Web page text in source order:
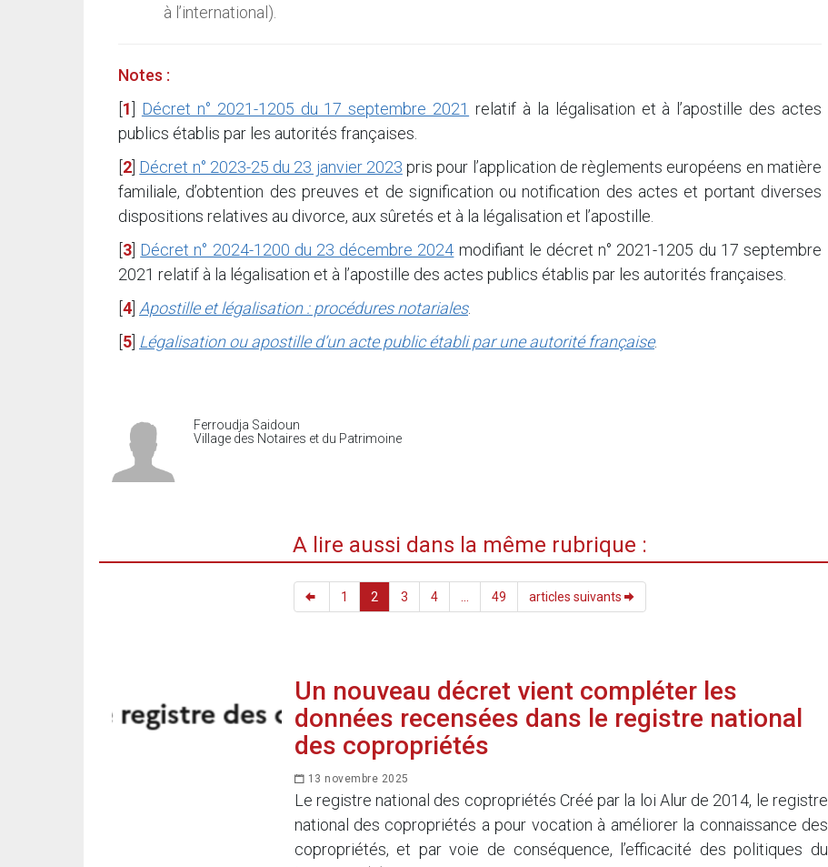
à l’international).
Notes :
1 Décret n° 2021-1205 du 17 septembre 2021 relatif à la légalisation et à l’apostille des actes
publics établis par les autorités françaises.
2 Décret n° 2023-25 du 23 janvier 2023 pris pour l’application de règlements européens en matière
familiale, d’obtention des preuves et de signification ou notification des actes et portant diverses
dispositions relatives au divorce, aux sûretés et à la légalisation et l’apostille.
3 Décret n° 2024-1200 du 23 décembre 2024 modifiant le décret n° 2021-1205 du 17 septembre
2021 relatif à la légalisation et à l’apostille des actes publics établis par les autorités françaises.
4 Apostille et légalisation : procédures notariales.
5 Légalisation ou apostille d’un acte public établi par une autorité française.
Ferroudja Saidoun
Village des Notaires et du Patrimoine
A lire aussi dans la même rubrique :
1 2 3 4 ... 49 articles suivants
Un nouveau décret vient compléter les
données recensées dans le registre national
des copropriétés
13 novembre 2025
Le registre national des copropriétés Créé par la loi Alur de 2014, le registre
national des copropriétés a pour vocation à améliorer la connaissance des
copropriétés, et par voie de conséquence, l’efficacité des politiques du